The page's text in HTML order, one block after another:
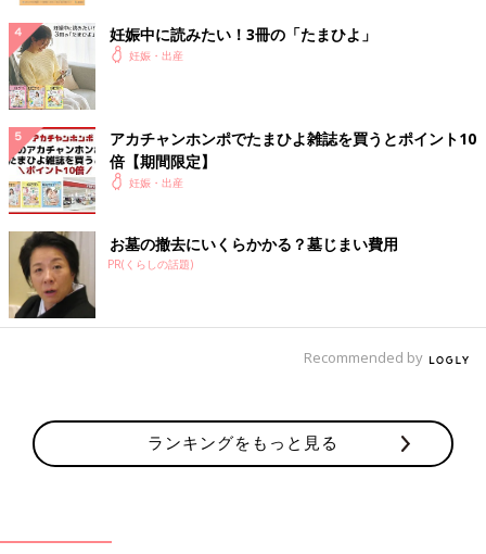
【Ｑ1】体を冷やすのは、よくない？
【Ｑ2】妊娠中は意識して 水分を多めにとるべき？
【Ｑ3】湯船に入らず シャワーで済ませるのは よくない？
【Ｑ4】氷を入れた飲み物は 体を冷やすからよくない？
月）に気をつけることは？ やっていいこ
と・ダメなことＱ＆Ａ【日常生活の気が
ず。そんな疑問の数々を帝京大学医学部附属病
り「体の冷え」に関するＱ＆Ａです。
【Ｑ1】信号でダッシュしたり、 階段を駆け下りたり するのは、
赤ちゃんによくない？
【Ｑ3】おふろ掃除など、 腰をかがめる姿勢を 長く続けるのはよ
妊娠中に読みたい！3冊の「たまひよ」
妊娠・出産
アカチャンホンポでたまひよ雑誌を買うとポイント10
倍【期間限定】
妊娠・出産
お墓の撤去にいくらかかる？墓じまい費用
PR(くらしの話題)
Recommended by
ランキングをもっと見る